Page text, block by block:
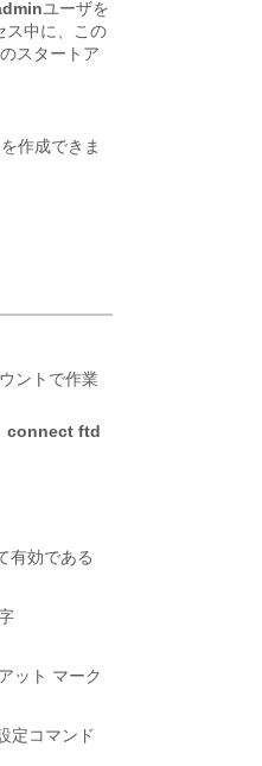
ユーザを
ス中に、この
スタートア
作成できま
ントで作業
connect ftd
有効である
ット マーク
定コマンド